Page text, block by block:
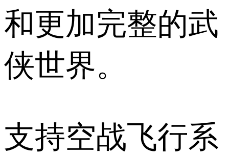
和更加完整的武
侠世界。
支持空战飞行系